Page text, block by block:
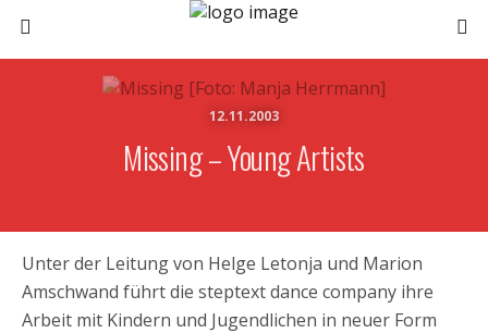
12.11.2003
Missing – Young Artists
Unter der Leitung von Helge Letonja und Marion
Amschwand führt die steptext dance company ihre
Arbeit mit Kindern und Jugendlichen in neuer Form